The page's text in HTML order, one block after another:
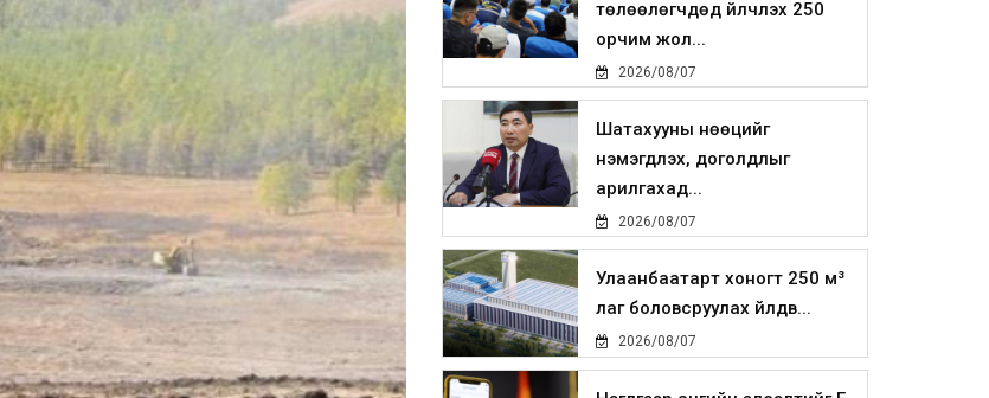
төлөөлөгчдөд үйлчлэх 250
орчим жол...
2026/08/07
Шатахууны нөөцийг
нэмэгдүүлэх, доголдлыг
арилгахад...
2026/08/07
Улаанбаатарт хоногт 250 м³
лаг боловсруулах үйлдв...
2026/08/07